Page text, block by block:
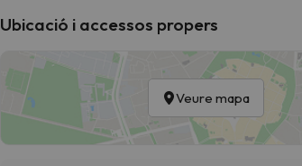
Ubicació i accessos propers
Veure mapa